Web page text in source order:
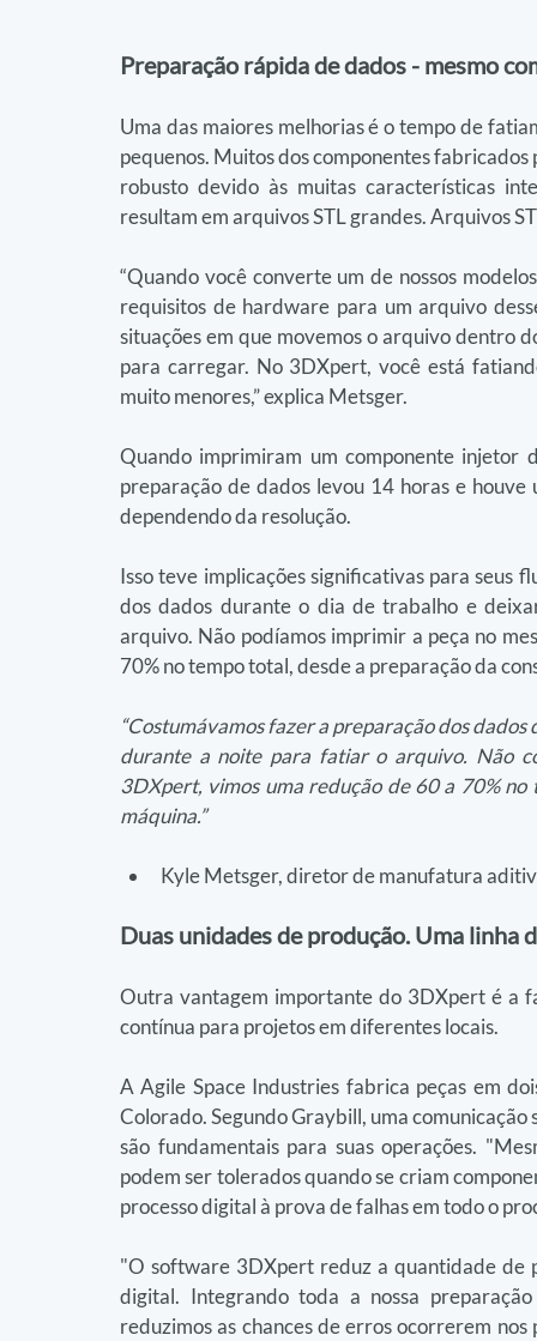
Preparação rápida de dados - mesmo
Uma das maiores melhorias é o tempo de
pequenos. Muitos dos componentes
robusto devido às muitas características
resultam em arquivos STL grandes. Arquivos
“Quando você converte um de nossos
requisitos de hardware para um arquivo
situações em que movemos o arquivo dentro
para carregar. No 3DXpert, você está
muito menores,” explica Metsger.
Quando imprimiram um componente injetor
preparação de dados levou 14 horas e
dependendo da resolução.
Isso teve implicações significativas para seus
dos dados durante o dia de trabalho e
arquivo. Não podíamos imprimir a peça no
70% no tempo total, desde a preparação da
“Costumávamos fazer a preparação dos
durante a noite para fatiar o arquivo. Não
3DXpert, vimos uma redução de 60 a 70%
máquina.”
Kyle Metsger, diretor de manufatura
Duas unidades de produção. Uma linha
Outra vantagem importante do 3DXpert é a
contínua para projetos em diferentes locais.
A Agile Space Industries fabrica peças em
Colorado. Segundo Graybill, uma
são fundamentais para suas operações.
podem ser tolerados quando se criam
processo digital à prova de falhas em todo o
"O software 3DXpert reduz a quantidade de
digital. Integrando toda a nossa
reduzimos as chances de erros ocorrerem